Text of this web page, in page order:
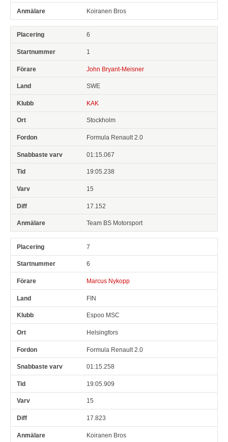
Koiranen Bros
6
1
John Bryant-Meisner
SWE
KAK
Stockholm
Formula Renault 2.0
01:15.067
19:05.238
15
17.152
Team BS Motorsport
7
6
Marcus Nykopp
FIN
Espoo MSC
Helsingfors
Formula Renault 2.0
01:15.258
19:05.909
15
17.823
Koiranen Bros